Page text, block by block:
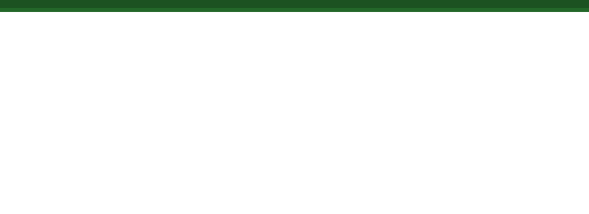
Skip to main content